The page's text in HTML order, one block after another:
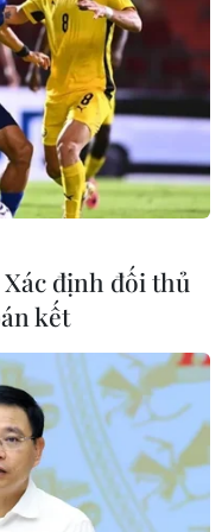
sớm tiếp tục
tế, nhà đầu tư
trở lại trong
ông James
at 2022,” ông
VinaCapital
năm 2022 sẽ
cực và sự hồi
từ 7-7,5%, thậm
động sản/nhà ở sẽ
mẽ trong năm
cũng sẽ mang
Xác định đối thủ
kết